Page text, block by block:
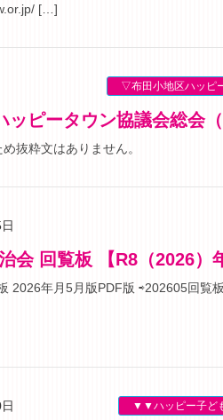
[…]
▽布田小地区ハッピ
ッピータウン協議会総会
抜粋文はありません。
治会 回覧板 【R8（2026）
2026年月5月版PDF版 ⇨202605回覧
▼▼ハッピー子ど